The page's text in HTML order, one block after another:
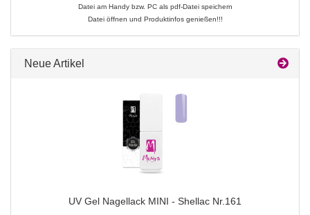
Datei am Handy bzw. PC als pdf-Datei speichern
Datei öffnen und Produktinfos genießen!!!
Neue Artikel
UV Gel Nagellack MINI - Shellac Nr.161